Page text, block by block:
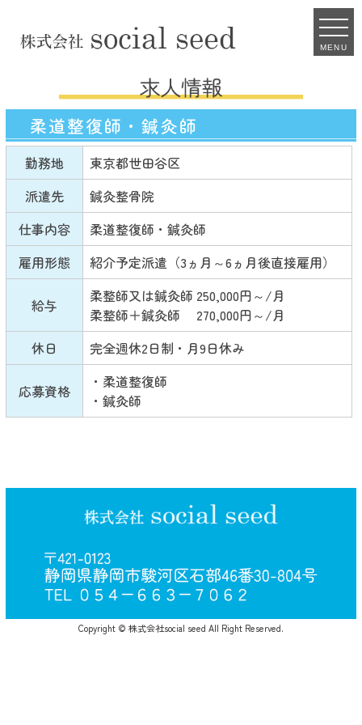
MENU
柔道整復師・鍼灸師
勤務地
東京都世田谷区
派遣先
鍼灸整骨院
仕事内容
柔道整復師・鍼灸師
雇用形態
紹介予定派遣（3ヵ月～6ヵ月後直接雇用）
給与
柔整師又は鍼灸師 250,000円～/月
柔整師＋鍼灸師 270,000円～/月
休日
完全週休2日制・月9日休み
応募資格
・柔道整復師
・鍼灸師
Copyright © 株式会社social seed All Right Reserved.